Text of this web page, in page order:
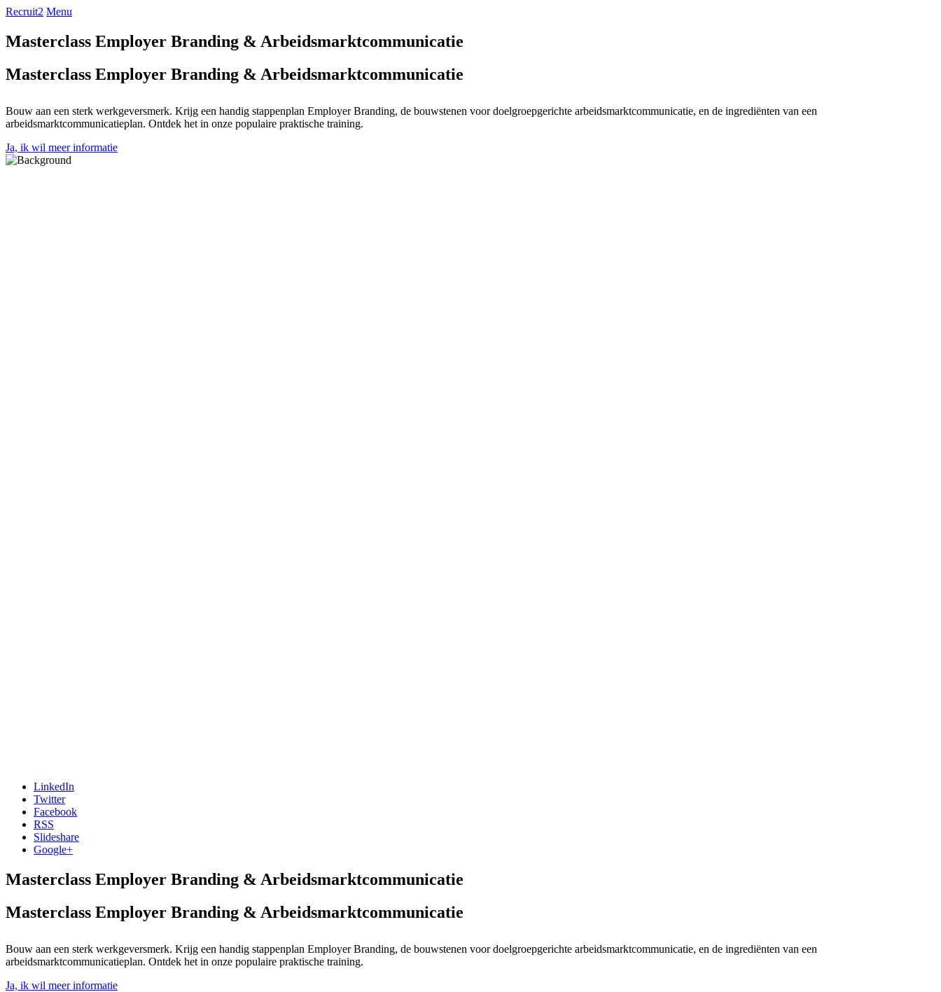
Recruit2 Menu
Masterclass Employer Branding & Arbeidsmarktcommunicatie
Masterclass Employer Branding & Arbeidsmarktcommunicatie
Bouw aan een sterk werkgeversmerk. Krijg een handig stappenplan Employer Branding, de bouwstenen voor doelgroepgerichte arbeidsmarktcommunicatie, en de ingrediënten van een
arbeidsmarktcommunicatieplan. Ontdek het in onze populaire praktische training.
Ja, ik wil meer informatie
LinkedIn
Twitter
Facebook
RSS
Slideshare
Google+
Masterclass Employer Branding & Arbeidsmarktcommunicatie
Masterclass Employer Branding & Arbeidsmarktcommunicatie
Bouw aan een sterk werkgeversmerk. Krijg een handig stappenplan Employer Branding, de bouwstenen voor doelgroepgerichte arbeidsmarktcommunicatie, en de ingrediënten van een
arbeidsmarktcommunicatieplan. Ontdek het in onze populaire praktische training.
Ja, ik wil meer informatie